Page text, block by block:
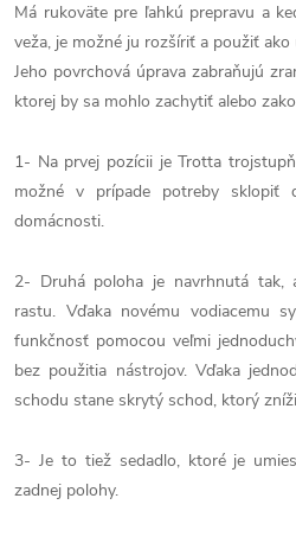
Má rukoväte pre ľahkú prepravu a
veža, je možné ju rozšíriť a použiť
Jeho povrchová úprava zabraňujú
ktorej by sa mohlo zachytiť alebo
1- Na prvej pozícii je Trotta
možné v prípade potreby sklopiť
domácnosti.
2- Druhá poloha je navrhnutá tak,
rastu. Vďaka novému vodiacemu
funkčnosť pomocou veľmi
bez použitia nástrojov. Vďaka
schodu stane skrytý schod, ktorý
3- Je to tiež sedadlo, ktoré je
zadnej polohy.